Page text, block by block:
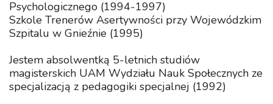
Psychologicznego (1994-1997)
Szkole Trenerów Asertywności przy Wojewódzkim
Szpitalu w Gnieźnie (1995)
Jestem absolwentką 5-letnich studiów
magisterskich UAM Wydziału Nauk Społecznych ze
specjalizacją z pedagogiki specjalnej (1992)